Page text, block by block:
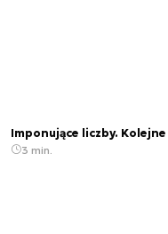
Imponujące liczby.
3 min.